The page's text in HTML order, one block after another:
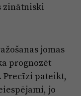
zinātniski
jomas
prognozēt
Precīzi pateikt,
jo